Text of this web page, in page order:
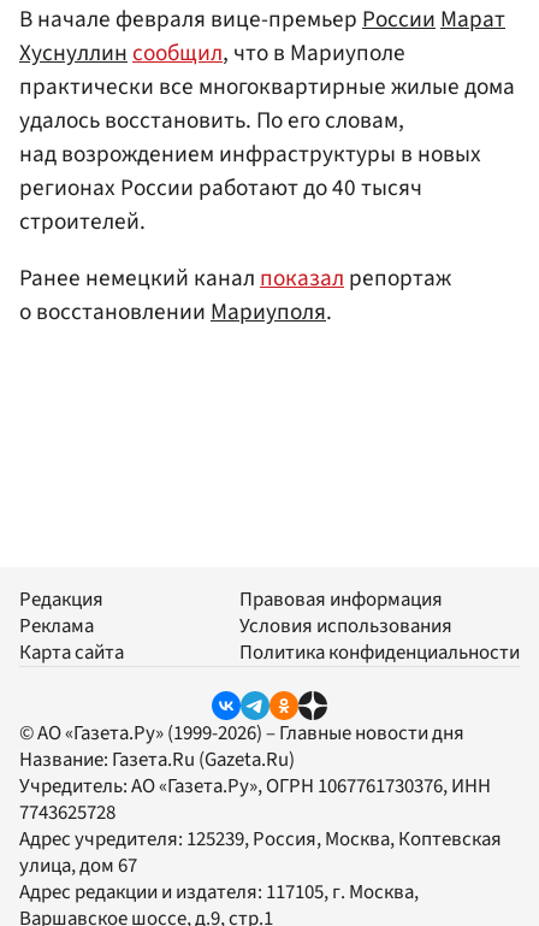
В начале февраля вице-премьерРоссииМарат
Хуснуллинсообщил, что в Мариуполе
практически все многоквартирные жилые дома
удалось восстановить. По его словам,
над возрождением инфраструктуры в новых
регионах России работают до 40 тысяч
строителей.
Ранее немецкий каналпоказалрепортаж
о восстановленииМариуполя.
Редакция
Реклама
Карта сайта
Правовая информация
Условия использования
Политика конфиденциальности
© АО «Газета.Ру» (1999-2026) – Главные новости дня
Название: Газета.Ru (Gazeta.Ru)
Учредитель:АО «Газета.Ру», ОГРН 1067761730376, ИНН
7743625728
Адрес учредителя: 125239, Россия, Москва, Коптевская
улица, дом 67
Адрес редакции и издателя: 117105, г. Москва,
Варшавское шоссе, д.9, стр.1